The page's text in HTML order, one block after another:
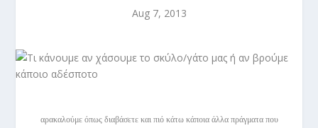
Aug 7, 2013
αρακαλούμε όπως διαβάσετε και πιό κάτω κάποια άλλα πράγματα που